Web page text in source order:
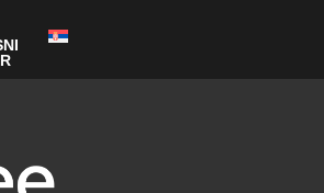
odgovori